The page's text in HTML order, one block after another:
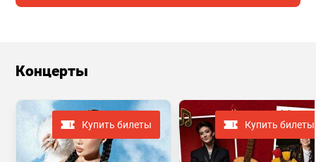
Концерты
Купить билеты Купить билеты